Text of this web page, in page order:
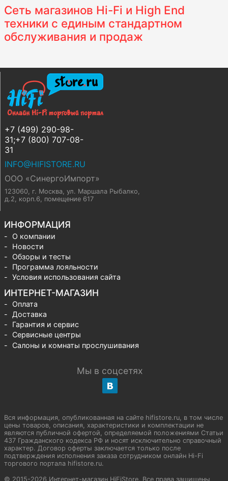
Сеть магазинов Hi-Fi и High End
техники с единым стандартном
обслуживания и продаж
+7 (499) 290-98-
31;+7 (800) 707-08-
31
INFO@HIFISTORE.RU
ООО «СинергоИмпорт»
123060, г. Москва, ул. Маршала Рыбалко,
д.2, корп.6, помещение 617
ИНФОРМАЦИЯ
О компании
Новости
Обзоры и тесты
Программа лояльности
Условия использования сайта
ИНТЕРНЕТ-МАГАЗИН
Оплата
Доставка
Гарантия и сервис
Сервисные центры
Салоны и комнаты прослушивания
Мы в соцсетях
Вся информация, опубликованная на сайте hifistore.ru, в том числе
цены товаров, описания, характеристики и комплектации не
являются публичной офертой, определяемой положениями Статьи
437 Гражданского кодекса РФ и носят исключительно справочный
характер. Договор оферты заключается только после
подтверждения исполнения заказа сотрудником онлайн Hi-Fi
торгового портала hifistore.ru.
© 2015-2026 Интернет-магазин HiFiStore. Все права защищены